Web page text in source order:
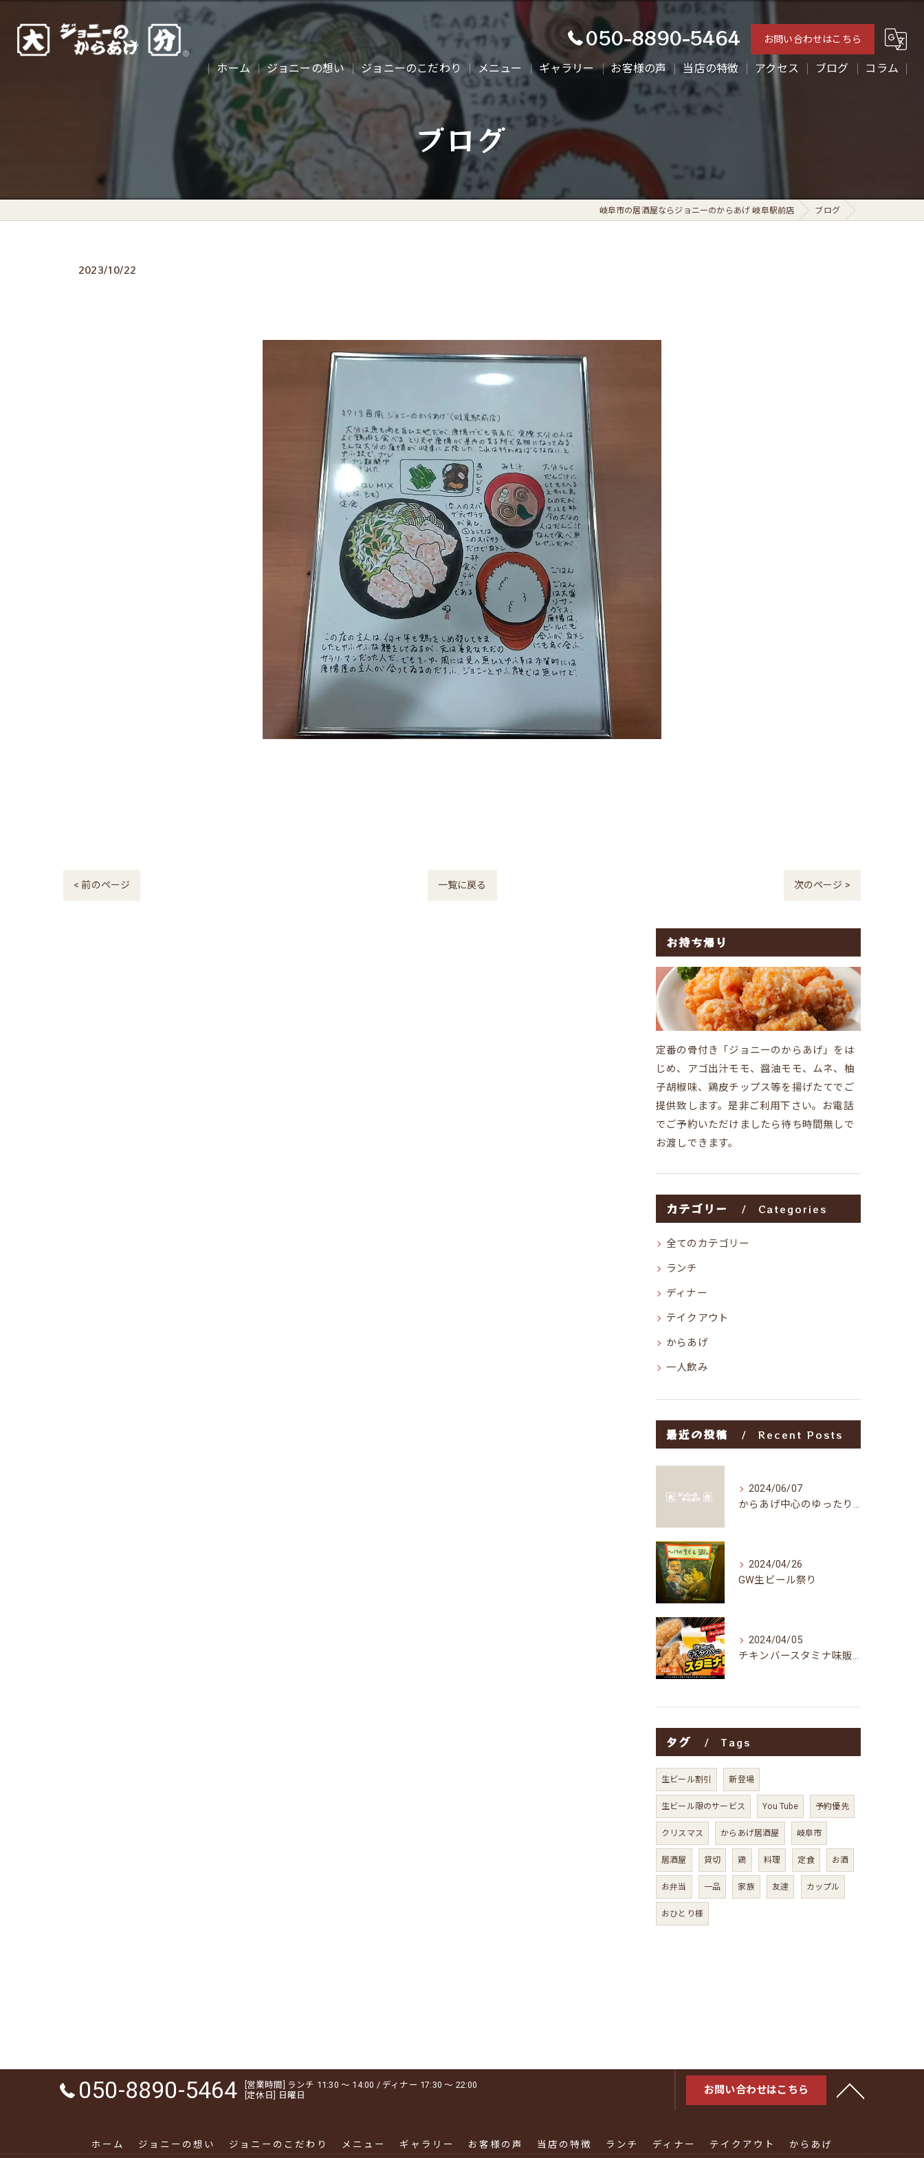
050-8890-5464 お問い合わせはこちら
ホーム ジョニーの想い ジョニーのこだわり メニュー ギャラリー お客様の声 当店の特徴
テイクアウト
からあげ
アクセス ブログ コラム
ブログ
岐阜市の居酒屋ならジョニーのからあげ 岐阜駅前店 ブログ
2023/10/22
< 前のページ 一覧に戻る 次のページ >
お持ち帰り
定番の骨付き「ジョニーのからあげ」をは
じめ、アゴ出汁モモ、醤油モモ、ムネ、柚
子胡椒味、鶏皮チップス等を揚げたてでご
提供致します。是非ご利用下さい。お電話
でご予約いただけましたら待ち時間無しで
お渡しできます。
カテゴリー Categories
全てのカテゴリー
ランチ
ディナー
テイクアウト
からあげ
一人飲み
最近の投稿 Recent Posts
2024/06/07
からあげ中心のゆったり空間
2024/04/26
GW生ビール祭り
2024/04/05
チキンバースタミナ味販売開始予定
タグ Tags
生ビール割引 新登場
生ビール限のサービス You Tube 予約優先
クリスマス からあげ居酒屋 岐阜市
居酒屋 貸切 鶏 料理 定食 お酒
お弁当 一品 家族 友達 カップル
おひとり様
050-8890-5464
[営業時間] ランチ 11:30 ～ 14:00 / ディナー 17:30 ～ 22:00
[定休日] 日曜日
お問い合わせはこちら
ホーム ジョニーの想い ジョニーのこだわり メニュー ギャラリー お客様の声 当店の特徴 ランチ ディナー テイクアウト からあげ